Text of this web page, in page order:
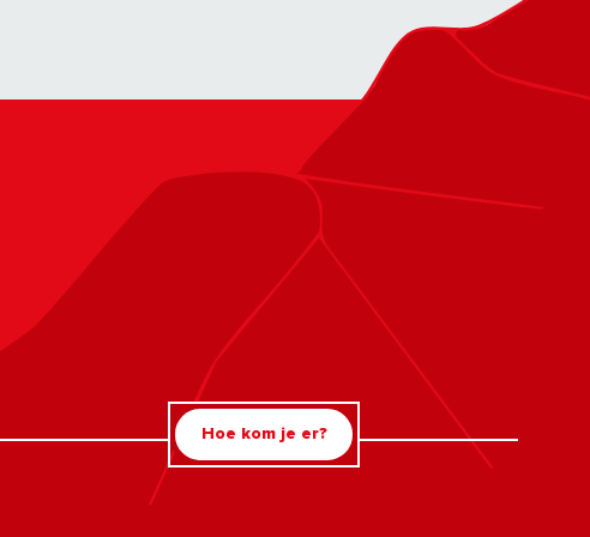
Hoe kom je er?